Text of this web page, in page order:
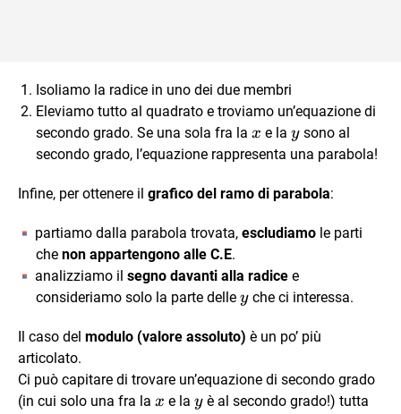
Isoliamo la radice in uno dei due membri
Eleviamo tutto al quadrato e troviamo un’equazione di
secondo grado. Se una sola fra la x
x e la y
ysono al
secondo grado, l’equazione rappresenta una parabola!
Infine, per ottenere il grafico del ramo di parabola:
partiamo dalla parabola trovata, escludiamo le parti
che non appartengono alle C.E.
analizziamo il segno davanti alla radice e
consideriamo solo la parte delle y
yche ci interessa.
Il caso del modulo (valore assoluto) è un po’ più
articolato.
Ci può capitare di trovare un’equazione di secondo grado
(in cui solo una fra la x
x e la y
yè al secondo grado!) tutta